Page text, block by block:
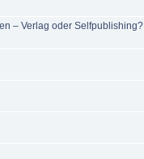
– Verlag oder Selfpublishing?